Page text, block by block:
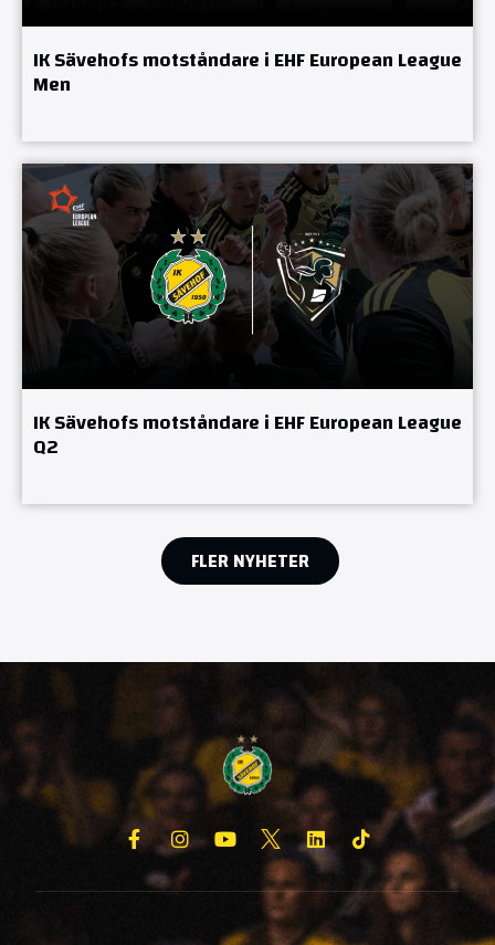
IK Sävehofs motståndare i EHF European League
Men
IK Sävehofs motståndare i EHF European League
Q2
FLER NYHETER